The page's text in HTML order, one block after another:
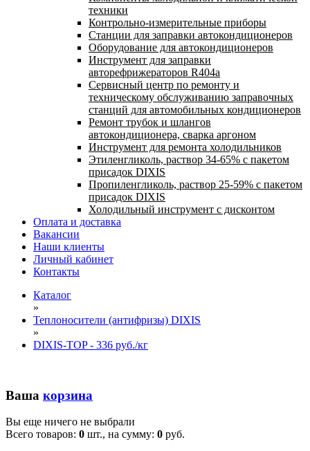
техники
Контрольно-измерительные приборы
Станции для заправки автокондиционеров
Оборудование для автокондиционеров
Инструмент для заправки
авторефрижераторов R404a
Сервисный центр по ремонту и
техническому обслуживанию заправочных
станций для автомобильных кондиционеров
Ремонт трубок и шлангов
автокондиционера, сварка аргоном
Инструмент для ремонта холодильников
Этиленгликоль, раствор 34-65% с пакетом
присадок DIXIS
Пропиленгликоль, раствор 25-59% с пакетом
присадок DIXIS
Холодильный инструмент с дисконтом
Оплата и доставка
Вакансии
Наши клиенты
Личный кабинет
Контакты
Каталог
»
Теплоносители (антифризы) DIXIS
»
DIXIS-ТОP - 336 руб./кг
Ваша корзина
Вы еще ничего не выбрали
Всего товаров: 0 шт., на сумму: 0 руб.